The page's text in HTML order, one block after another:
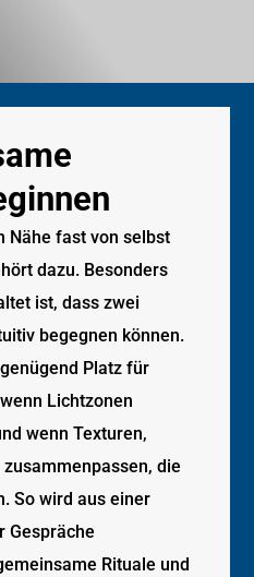
Nähe fast von selbst
dazu. Besonders
ist, dass zwei
begegnen können.
Platz für
Lichtzonen
wenn Texturen,
die
So wird aus einer
Gespräche
Rituale und